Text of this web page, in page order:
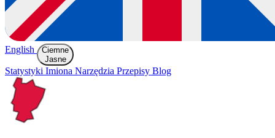
English
Ciemne
Jasne
Statystyki Imiona Narzędzia Przepisy Blog